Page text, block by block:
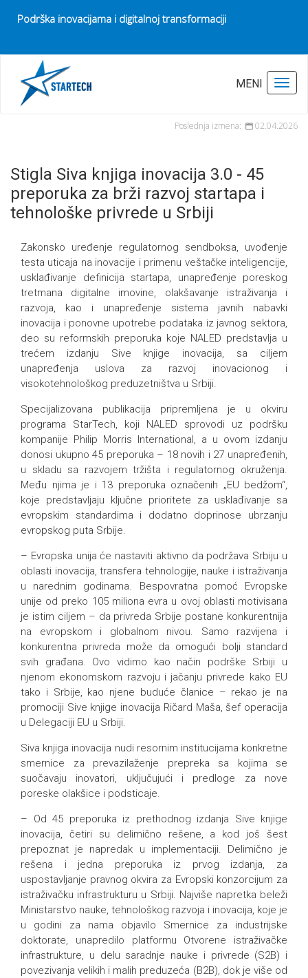
Podrška inovacijama i digitalnoj transformaciji
MENI
Pocetna
Vesti
Stigla Siva knjiga inovacija 3.0 - 45 preporuka za brži razvoj startapa i
tehnološke privrede u Srbiji
Poslednja izmena:
02.04.2026
Stigla Siva knjiga inovacija 3.0 - 45
preporuka za brži razvoj startapa i
tehnološke privrede u Srbiji
Zakonsko uređenje regulatornog sendboksa, uvođenje
testa uticaja na inovacije i primenu veštačke inteligencije,
usklađivanje definicija startapa, unapređenje poreskog
tretmana digitalne imovine, olakšavanje istraživanja i
razvoja, kao i unapređenje sistema javnih nabavki
inovacija i ponovne upotrebe podataka iz javnog sektora,
deo su reformskih preporuka koje NALED predstavlja u
trećem izdanju Sive knjige inovacija, sa ciljem
unapređenja uslova za razvoj inovacionog i
visokotehnološkog preduzetništva u Srbiji.
Specijalizovana publikacija pripremljena je u okviru
programa StarTech, koji NALED sprovodi uz podršku
kompanije Philip Morris International, a u ovom izdanju
donosi ukupno 45 preporuka – 18 novih i 27 unapređenih,
u skladu sa razvojem tržišta i regulatornog okruženja.
Među njima je i 13 preporuka označenih „EU bedžom“,
koje predstavljaju ključne prioritete za usklađivanje sa
evropskim standardima i dodatno doprinose ubrzanju
evropskog puta Srbije.
– Evropska unija će nastaviti aktivno da podržava Srbiju u
oblasti inovacija, transfera tehnologije, nauke i istraživanja
u narednim godinama. Bespovratna pomoć Evropske
unije od preko 105 miliona evra u ovoj oblasti motivisana
je istim ciljem – da privreda Srbije postane konkurentnija
na evropskom i globalnom nivou. Samo razvijena i
konkurentna privreda može da omogući bolji standard
svih građana. Ovo vidimo kao način podrške Srbiji u
njenom ekonomskom razvoju i jačanju privrede kako EU
tako i Srbije, kao njene buduće članice – rekao je na
promociji Sive knjige inovacija Ričard Maša, šef operacija
u Delegaciji EU u Srbiji.
Siva knjiga inovacija nudi resornim institucijama konkretne
smernice za prevazilaženje prepreka sa kojima se
suočavaju inovatori, uključujući i predloge za nove
poreske olakšice i podsticaje.
– Od 45 preporuka iz prethodnog izdanja Sive knjige
inovacija, četiri su delimično rešene, a kod još šest
prepoznat je napredak u implementaciji. Delimično je
rešena i jedna preporuka iz prvog izdanja, za
uspostavljanje pravnog okvira za Evropski konzorcijum za
istraživačku infrastrukturu u Srbiji. Najviše napretka beleži
Ministarstvo nauke, tehnološkog razvoja i inovacija, koje je
u godini za nama objavilo Smernice za industrijske
doktorate, unapredilo platformu Otvorene istraživačke
infrastrukture, u delu saradnje nauke i privrede (S2B) i
povezivanja velikih i malih preduzeća (B2B), dok je više od